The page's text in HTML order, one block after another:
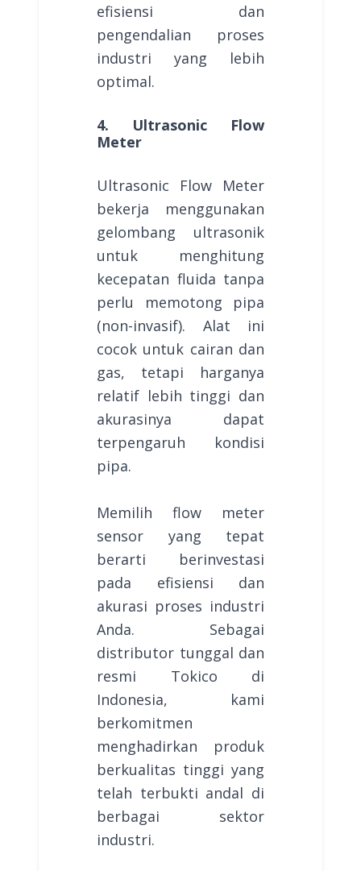
efisiensi dan
pengendalian proses
industri yang lebih
optimal.
4. Ultrasonic Flow
Meter
Ultrasonic Flow Meter
bekerja menggunakan
gelombang ultrasonik
untuk menghitung
kecepatan fluida tanpa
perlu memotong pipa
(non-invasif). Alat ini
cocok untuk cairan dan
gas, tetapi harganya
relatif lebih tinggi dan
akurasinya dapat
terpengaruh kondisi
pipa.
Memilih flow meter
sensor yang tepat
berarti berinvestasi
pada efisiensi dan
akurasi proses industri
Anda. Sebagai
distributor tunggal dan
resmi Tokico di
Indonesia, kami
berkomitmen
menghadirkan produk
berkualitas tinggi yang
telah terbukti andal di
berbagai sektor
industri.